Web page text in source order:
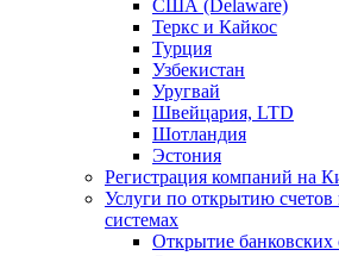
США (Delaware)
Теркс и Кайкос
Турция
Узбекистан
Уругвай
Швейцария, LTD
Шотландия
Эстония
Регистрация компаний на
Услуги по открытию
системах
Открытие банковских